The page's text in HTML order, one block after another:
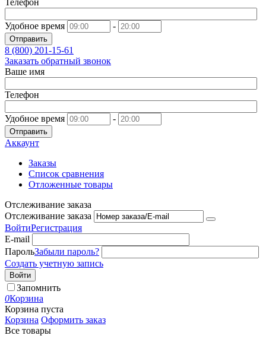
Телефон
Удобное время -
Отправить
8 (800) 201-15-61
Заказать обратный звонок
Ваше имя
Телефон
Удобное время -
Отправить
Аккаунт
Заказы
Список сравнения
Отложенные товары
Отслеживание заказа
Отслеживание заказа
ВойтиРегистрация
E-mail
ПарольЗабыли пароль?
Создать учетную запись
Войти
Запомнить
0Корзина
Корзина пуста
Корзина Оформить заказ
Все товары